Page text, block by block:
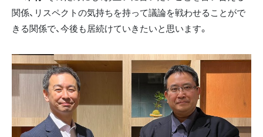
関係、リスペクトの気持ちを持って議論を戦わせることがで
きる関係で、今後も居続けていきたいと思います。